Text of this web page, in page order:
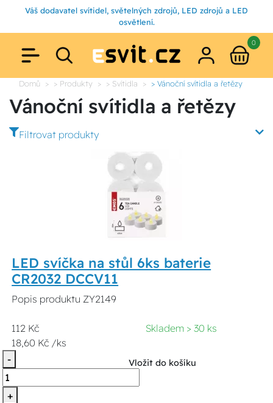
Váš dodavatel svítidel, světelných zdrojů, LED zdrojů a LED
osvětlení.
0
Domů > Produkty > Svítidla > Vánoční svítidla a řetězy
Vánoční svítidla a řetězy
Filtrovat produkty
LED svíčka na stůl 6ks baterie
CR2032 DCCV11
Popis produktu ZY2149
112 Kč
18,60 Kč /ks
Skladem > 30 ks
-
+
Vložit do košíku